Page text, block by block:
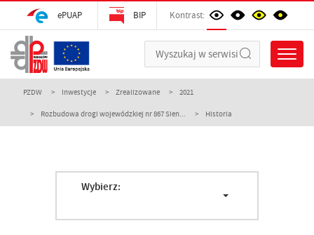
ePUAP BIP Kontrast:
PZDW Inwestycje Zrealizowane 2021
Rozbudowa drogi wojewódzkiej nr 867 Sien... Historia
Wybierz: